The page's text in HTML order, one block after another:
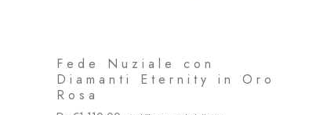
Fede Nuziale con
Diamanti Eternity in Oro
Rosa